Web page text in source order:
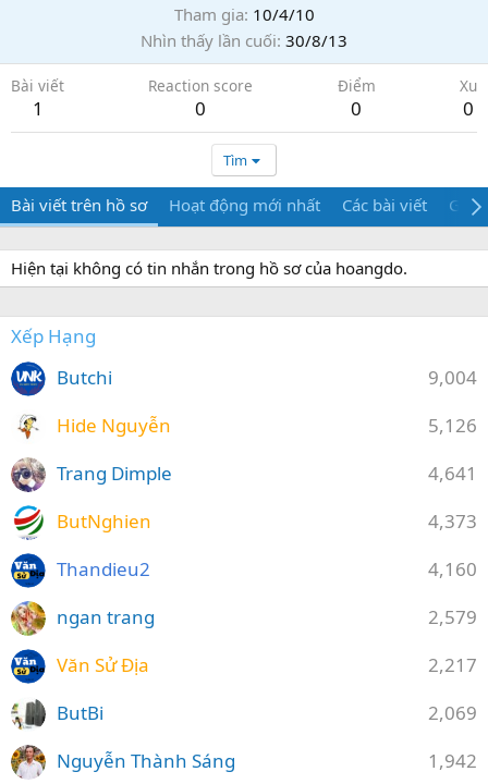
Tham gia 10/4/10
Nhìn thấy lần cuối 30/8/13
Bài viết
1
Reaction score
0
Điểm
0
Xu
0
Tìm
Bài viết trên hồ sơ Hoạt động mới nhất Các bài viết Giới
Hiện tại không có tin nhắn trong hồ sơ của hoangdo.
Xếp Hạng
9,004
Butchi
5,126
Hide Nguyễn
4,641
Trang Dimple
4,373
ButNghien
4,160
Thandieu2
2,579
ngan trang
2,217
Văn Sử Địa
2,069
ButBi
1,942
Nguyễn Thành Sáng